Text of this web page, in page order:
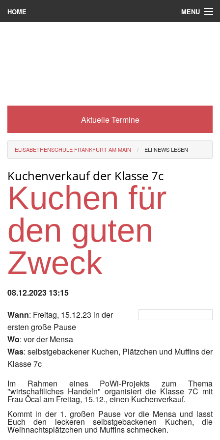
HOME MENU
Eli-Portal
Förderverein
Instagram
Aktuelle Termine
ELISABETHENSCHULE FRANKFURT AM MAIN ELI NEWS LESEN
Kuchenverkauf der Klasse 7c
Kuchen für
den guten
Zweck
08.12.2023 13:15
Wann: Freitag, 15.12.23 in der
ersten große Pause
Wo: vor der Mensa
Was: selbstgebackener Kuchen, Plätzchen und Muffins der
Klasse 7c
Im Rahmen eines PoWi-Projekts zum Thema
"wirtschaftliches Handeln" organisiert die Klasse 7C mit
Frau Öcal am Freitag, 15.12., einen Kuchenverkauf.
Kommt in der 1. großen Pause vor die Mensa und lasst
Euch den leckeren selbstgebackenen Kuchen, die
Weihnachtsplätzchen und Muffins schmecken.